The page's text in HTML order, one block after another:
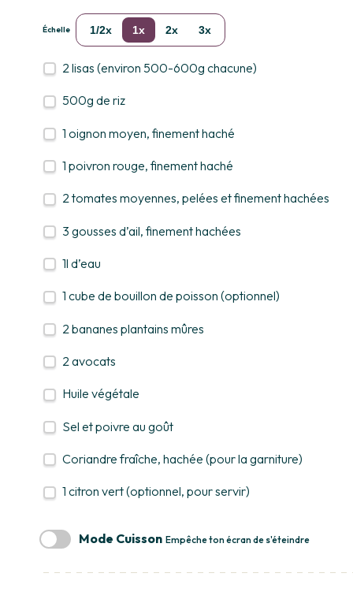
Échelle 1/2x 1x 2x 3x
2lisas (environ 500-600g chacune)
500g de riz
1 oignon moyen, finement haché
1 poivron rouge, finement haché
2tomates moyennes, pelées et finement hachées
3 gousses d’ail, finement hachées
1l d’eau
1 cube de bouillon de poisson (optionnel)
2 bananes plantains mûres
2avocats
Huile végétale
Sel et poivre au goût
Coriandre fraîche, hachée (pour la garniture)
1 citron vert (optionnel, pour servir)
Mode Cuisson Empêche ton écran de s'éteindre